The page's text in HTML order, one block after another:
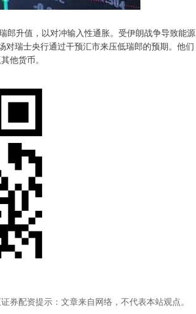
郎升值，以对冲输入性通胀。受伊朗战争导致能源
瑞士央行通过干预汇市来压低瑞郎的预期。他们
他货币。
券配资提示：文章来自网络，不代表本站观点。